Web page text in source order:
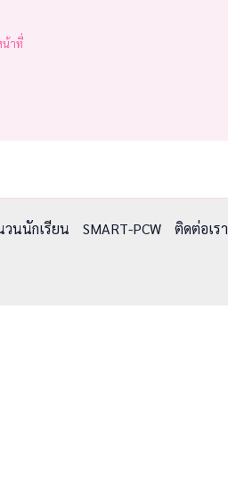
น้าที่
วนนักเรียน SMART-PCW ติดต่อเรา